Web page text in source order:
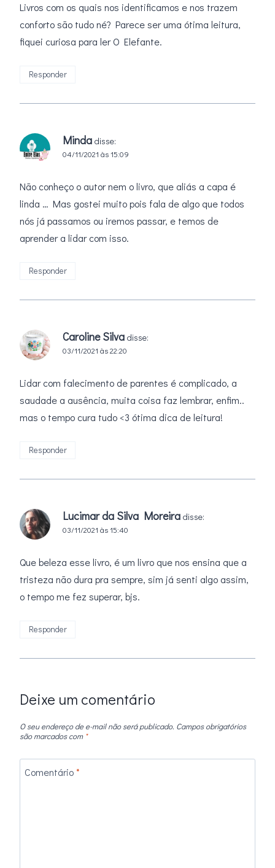
Livros com os quais nos identificamos e nos trazem
conforto são tudo né? Parece ser uma ótima leitura,
fiquei curiosa para ler O Elefante.
Responder
Minda disse:
04/11/2021 às 15:09
Não conheço o autor nem o livro, que aliás a capa é
linda … Mas gostei muito pois fala de algo que todos
nós já passamos ou iremos passar, e temos de
aprender a lidar com isso.
Responder
Caroline Silva disse:
03/11/2021 às 22:20
Lidar com falecimento de parentes é complicado, a
saudade a ausência, muita coisa faz lembrar, enfim..
mas o tempo cura tudo <3 ótima dica de leitura!
Responder
Lucimar da Silva Moreira disse:
03/11/2021 às 15:40
Que beleza esse livro, é um livro que nos ensina que a
tristeza não dura pra sempre, sim já senti algo assim,
o tempo me fez superar, bjs.
Responder
Deixe um comentário
O seu endereço de e-mail não será publicado. Campos obrigatórios
são marcados com *
Comentário*